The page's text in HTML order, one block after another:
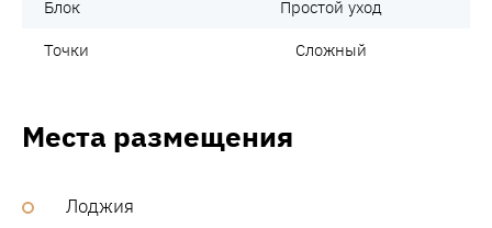
Блок Простой уход
Точки Сложный
Места размещения
Лоджия